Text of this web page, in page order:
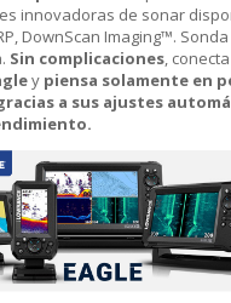
innovadoras de sonar
DownScan Imaging™.
Sin complicaciones,
y piensa solamente en
a sus ajustes